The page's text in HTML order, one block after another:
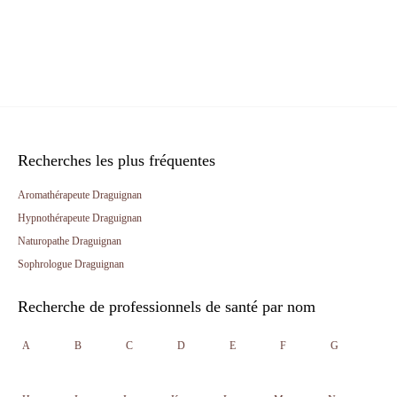
Recherches les plus fréquentes
Aromathérapeute Draguignan
Hypnothérapeute Draguignan
Naturopathe Draguignan
Sophrologue Draguignan
Recherche de professionnels de santé par nom
A B C D E F G